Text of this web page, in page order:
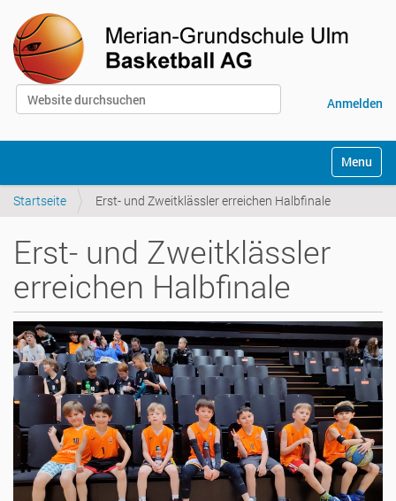
Website durchsuchen
Anmelden
k
Toggle
Startseite Erst- und Zweitklässler erreichen Halbfinale
Erst- und Zweitklässler
erreichen Halbfinale